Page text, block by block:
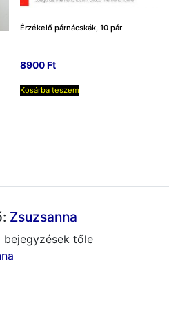
Érzékelő párnácskák, 10 pár
8900Ft
Kosárba teszem
Zsuzsanna
bejegyzések tőle